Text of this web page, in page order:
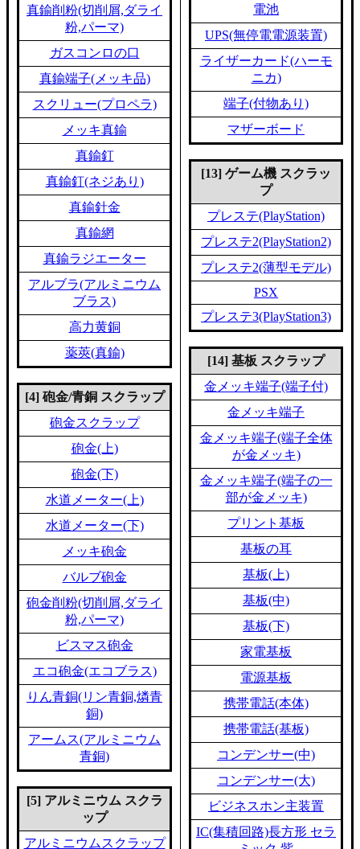
真鍮削粉(切削屑,ダライ
粉,パーマ)
ガスコンロの口
真鍮端子(メッキ品)
スクリュー(プロペラ)
メッキ真鍮
真鍮釘
真鍮釘(ネジあり)
真鍮針金
真鍮網
真鍮ラジエーター
アルブラ(アルミニウム
ブラス)
高力黄銅
薬莢(真鍮)
[4] 砲金/青銅 スクラップ
砲金スクラップ
砲金(上)
砲金(下)
水道メーター(上)
水道メーター(下)
メッキ砲金
バルブ砲金
砲金削粉(切削屑,ダライ
粉,パーマ)
ビスマス砲金
エコ砲金(エコブラス)
りん青銅(リン青銅,燐青
銅)
アームス(アルミニウム
青銅)
[5] アルミニウム スクラ
ップ
アルミニウムスクラップ
電池
UPS(無停電電源装置)
ライザーカード(ハーモ
ニカ)
端子(付物あり)
マザーボード
[13] ゲーム機 スクラッ
プ
プレステ(PlayStation)
プレステ2(PlayStation2)
プレステ2(薄型モデル)
PSX
プレステ3(PlayStation3)
[14] 基板 スクラップ
金メッキ端子(端子付)
金メッキ端子
金メッキ端子(端子全体
が金メッキ)
金メッキ端子(端子の一
部が金メッキ)
プリント基板
基板の耳
基板(上)
基板(中)
基板(下)
家電基板
電源基板
携帯電話(本体)
携帯電話(基板)
コンデンサー(中)
コンデンサー(大)
ビジネスホン主装置
IC(集積回路)長方形 セラ